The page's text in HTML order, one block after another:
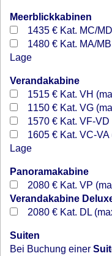
Meerblickkabinen
1435 € Kat. MC/
1480 € Kat. MA/
Lage
Verandakabine
1515 € Kat. VH
1150 € Kat. VG
1570 € Kat. VF-VD
1605 € Kat. VC-
Lage
Panoramakabine
2080 € Kat. VP
Verandakabine
2080 € Kat. DL
Suiten
Bei Buchung einer